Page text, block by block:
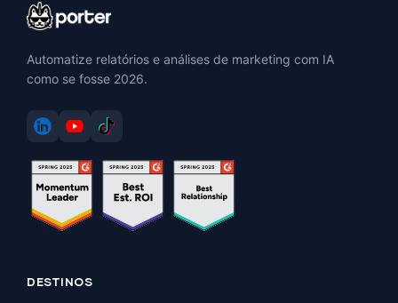
Automatize relatórios e análises de marketing com IA
como se fosse 2026.
DESTINOS